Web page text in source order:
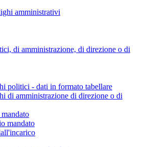
amministrativi
di amministrazione, di direzione o di
politici - dati in formato tabellare
di amministrazione di direzione o di
mandato